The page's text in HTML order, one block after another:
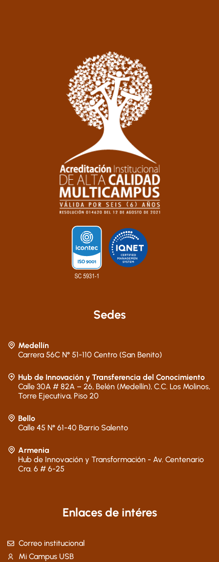
Sedes
Medellín
Carrera 56C N° 51-110 Centro (San Benito)
Hub de Innovación y Transferencia del Conocimiento
Calle 30A # 82A – 26, Belén (Medellín), C.C. Los Molinos,
Torre Ejecutiva, Piso 20
Bello
Calle 45 N° 61-40 Barrio Salento
Armenia
Hub de Innovación y Transformación - Av. Centenario
Cra. 6 # 6-25
Enlaces de intéres
Correo institucional
Mi Campus USB